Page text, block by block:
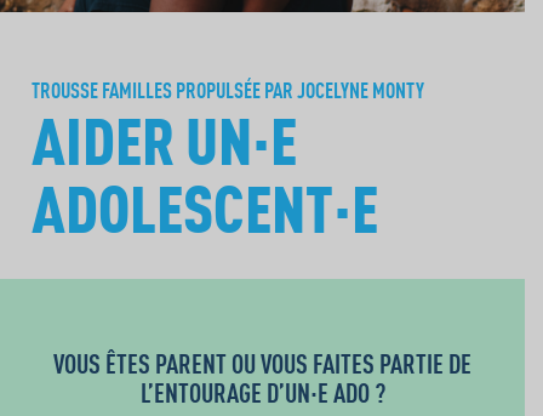
TROUSSE FAMILLES PROPULSÉE PAR JOCELYNE MONTY
AIDER UN·E
ADOLESCENT·E
VOUS ÊTES PARENT OU VOUS FAITES PARTIE DE
L’ENTOURAGE D’UN·E ADO ?